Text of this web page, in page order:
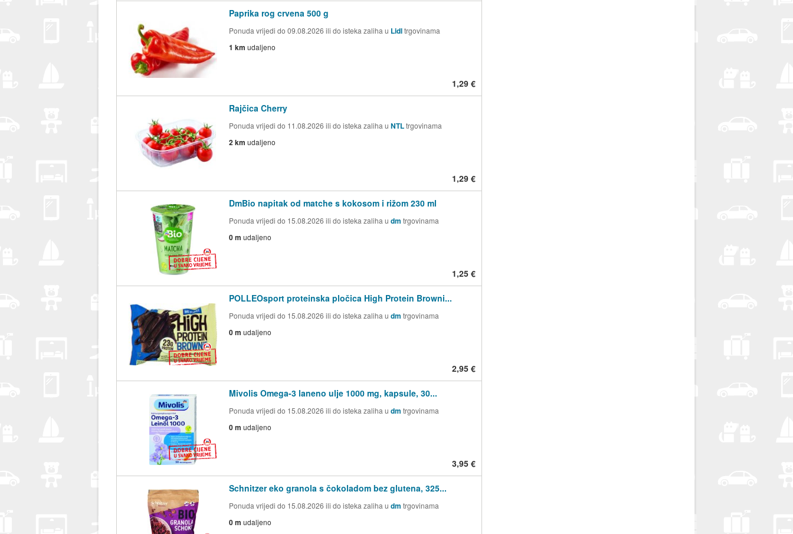
Paprika rog crvena 500 g
Ponuda vrijedi do 09.08.2026 ili do isteka zaliha u Lidltrgovinama
1 km udaljeno
1,29 €
Rajčica Cherry
Ponuda vrijedi do 11.08.2026 ili do isteka zaliha u NTLtrgovinama
2 km udaljeno
1,29 €
DmBio napitak od matche s kokosom i rižom 230 ml
Ponuda vrijedi do 15.08.2026 ili do isteka zaliha u dm trgovinama
0 m udaljeno
1,25 €
POLLEOsport proteinska pločica High Protein Browni...
Ponuda vrijedi do 15.08.2026 ili do isteka zaliha u dm trgovinama
0 m udaljeno
2,95 €
Mivolis Omega-3 laneno ulje 1000 mg, kapsule, 30...
Ponuda vrijedi do 15.08.2026 ili do isteka zaliha u dm trgovinama
0 m udaljeno
3,95 €
Schnitzer eko granola s čokoladom bez glutena, 325...
Ponuda vrijedi do 15.08.2026 ili do isteka zaliha u dm trgovinama
0 m udaljeno